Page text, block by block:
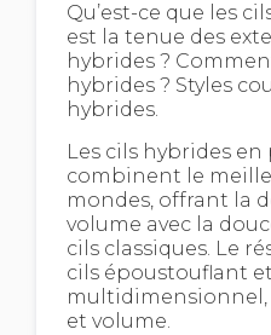
Qu’est-ce que les
est la tenue des
hybrides ?
hybrides ? Styles
hybrides.
Les cils hybrides
combinent le
mondes, offrant la
volume avec la
cils classiques. Le
cils époustouflant et
et volume.